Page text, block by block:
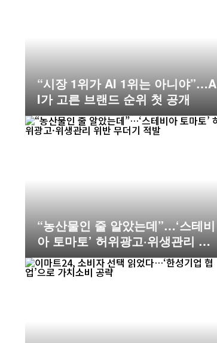
“시장 1위가 AI 1위는 아니야”…A
I가 고른 브랜드 순위 첫 공개
“농산물인 줄 알았는데”…‘스테비
아 토마토’ 허위광고·위생관리 위
반 무더기 적발